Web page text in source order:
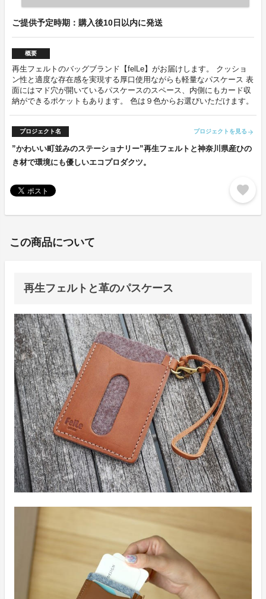
ご提供予定時期：購入後10日以内に発送
概要
再生フェルトのバッグブランド【felLe】がお届けします。 クッショ
ン性と適度な存在感を実現する厚口使用ながらも軽量なパスケース 表
面にはマド穴が開いているパスケースのスペース、内側にもカード収
納ができるポケットもあります。 色は９色からお選びいただけます。
プロジェクト名 プロジェクトを見る arrow_forward
”かわいい町並みのステーショナリー”再生フェルトと神奈川県産ひの
き材で環境にも優しいエコプロダクツ。
favorite
この商品について
再生フェルトと革のパスケース